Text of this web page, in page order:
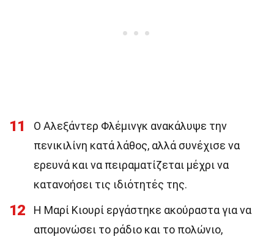
11
Ο Αλεξάντερ Φλέμινγκ ανακάλυψε την
πενικιλίνη κατά λάθος, αλλά συνέχισε να
ερευνά και να πειραματίζεται μέχρι να
κατανοήσει τις ιδιότητές της.
12
Η Μαρί Κιουρί εργάστηκε ακούραστα για να
απομονώσει το ράδιο και το πολώνιο,